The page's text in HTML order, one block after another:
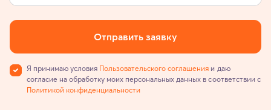
Отправить заявку
Я принимаю условия Пользовательского соглашения и даю
согласие на обработку моих персональных данных в соответствии с
Политикой конфиденциальности